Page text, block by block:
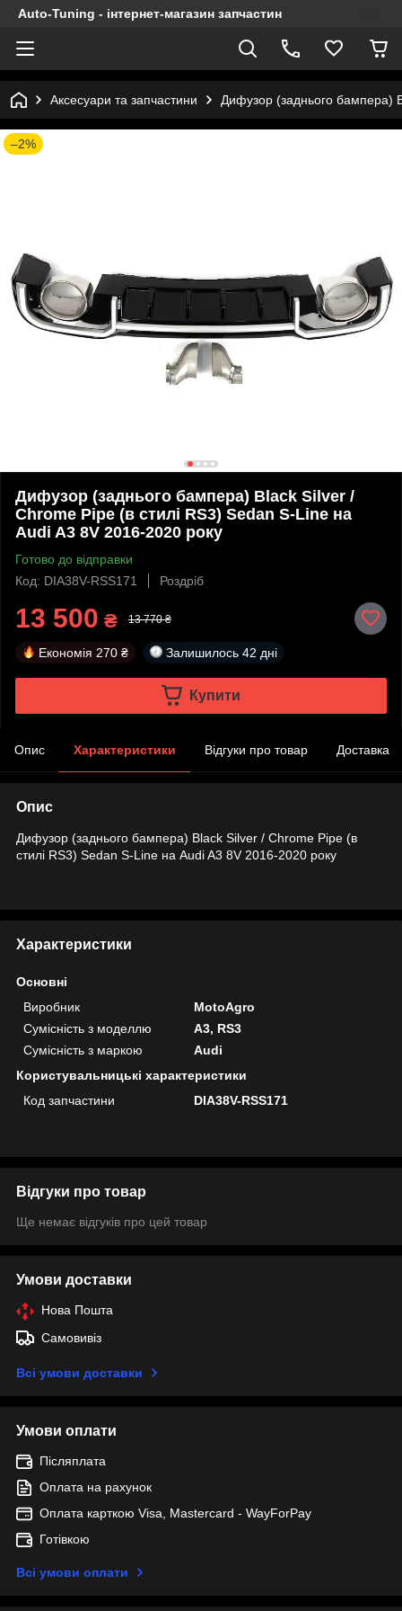
Auto-Tuning - інтернет-магазин запчастин
Аксесуари та запчастини Дифузор (заднього бампера)
–2%
Дифузор (заднього бампера) Black Silver /
Chrome Pipe (в стилі RS3) Sedan S-Line на
Audi A3 8V 2016-2020 року
Готово до відправки
Код: DIA38V-RSS171
Роздріб
13 500 ₴ 13 770 ₴
Економія 270 ₴ Залишилось 42 дні
Купити
Опис Характеристики Відгуки про товар Доставка
Опис
Дифузор (заднього бампера) Black Silver / Chrome Pipe (в
стилі RS3) Sedan S-Line на Audi A3 8V 2016-2020 року
Характеристики
Основні
Виробник
MotoAgro
Сумісність з моделлю
A3, RS3
Сумісність з маркою
Audi
Користувальницькі характеристики
Код запчастини
DIA38V-RSS171
Відгуки про товар
Ще немає відгуків про цей товар
Умови доставки
Нова Пошта
Самовивіз
Всі умови доставки
Умови оплати
Післяплата
Оплата на рахунок
Оплата карткою Visa, Mastercard - WayForPay
Готівкою
Всі умови оплати